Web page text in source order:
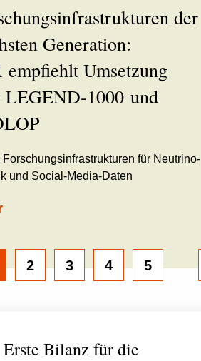
der
Generation:
empfiehlt Umsetzung
LEGEND‑1000 und
Forschungsinfrastrukturen für Neutrino-
und Social-Media-Daten: Chancen privater Hochschulen besser nutzen
2 3 4 5
Erste Bilanz für die